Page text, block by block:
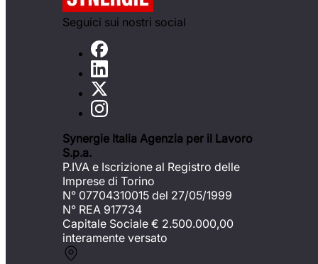
Seguici sui nostri social
Synergie Italia Agenzia per il Lavoro
S.p.a.
P.IVA e Iscrizione al Registro delle
Imprese di Torino
N° 07704310015 del 27/05/1999
N° REA 917734
Capitale Sociale € 2.500.000,00
interamente versato